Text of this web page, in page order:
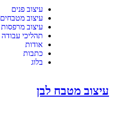
עיצוב פנים
עיצוב מטבחים
עיצוב מרפסות
תהליכי עבודה
אודות
כתבות
בלוג
עיצוב מטבח לבן